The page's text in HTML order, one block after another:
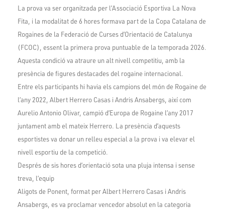
La prova va ser organitzada per l’Associació Esportiva La Nova
Fita, i la modalitat de 6 hores formava part de la Copa Catalana de
Rogaines de la Federació de Curses d’Orientació de Catalunya
(FCOC), essent la primera prova puntuable de la temporada 2026.
Aquesta condició va atraure un alt nivell competitiu, amb la
presència de figures destacades del rogaine internacional.
Entre els participants hi havia els campions del món de Rogaine de
l’any 2022, Albert Herrero Casas i Andris Ansabergs, així com
Aurelio Antonio Olivar, campió d’Europa de Rogaine l’any 2017
juntament amb el mateix Herrero. La presència d’aquests
esportistes va donar un relleu especial a la prova i va elevar el
nivell esportiu de la competició.
Després de sis hores d’orientació sota una pluja intensa i sense
treva, l’equip
Aligots de Ponent, format per Albert Herrero Casas i Andris
Ansabergs, es va proclamar vencedor absolut en la categoria